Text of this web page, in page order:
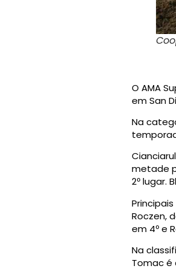
O AMA
em San
Na
metade
2º lugar.
Roczen,
em 4º e
Na
Tomac é